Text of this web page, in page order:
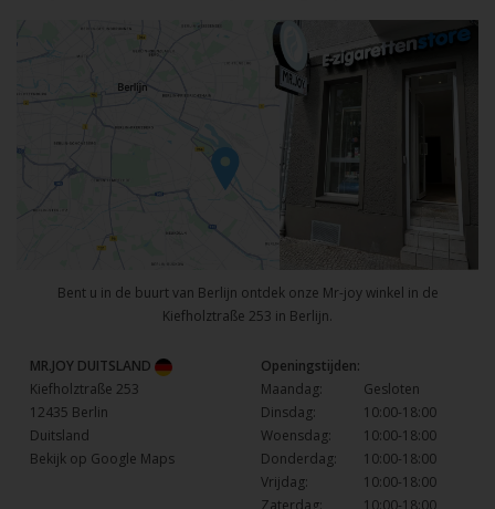
Bent u in de buurt van Berlijn ontdek onze Mr-joy winkel in de
Kiefholztraße 253 in Berlijn.
MR.JOY DUITSLAND
Kiefholztraße 253
12435 Berlin
Duitsland
Bekijk op Google Maps
Openingstijden:
Maandag:
Gesloten
Dinsdag:
10:00-18:00
Woensdag:
10:00-18:00
Donderdag:
10:00-18:00
Vrijdag:
10:00-18:00
Zaterdag:
10:00-18:00